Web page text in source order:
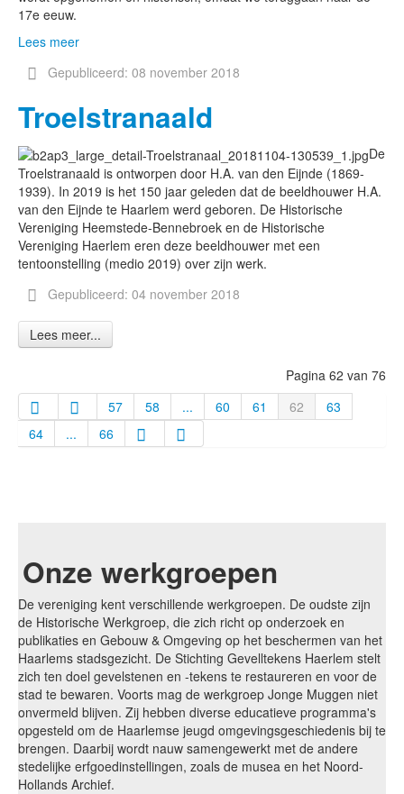
17e eeuw.
Lees meer
Gepubliceerd: 08 november 2018
Troelstranaald
De
Troelstranaald is ontworpen door H.A. van den Eijnde (1869-
1939). In 2019 is het 150 jaar geleden dat de beeldhouwer H.A.
van den Eijnde te Haarlem werd geboren. De Historische
Vereniging Heemstede-Bennebroek en de Historische
Vereniging Haerlem eren deze beeldhouwer met een
tentoonstelling (medio 2019) over zijn werk.
Gepubliceerd: 04 november 2018
Lees meer...
Pagina 62 van 76
57
58 ... 60 61 62
63
64
... 66
Onze werkgroepen
De vereniging kent verschillende werkgroepen. De oudste zijn
de Historische Werkgroep, die zich richt op onderzoek en
publikaties en Gebouw & Omgeving op het beschermen van het
Haarlems stadsgezicht. De Stichting Gevelltekens Haerlem stelt
zich ten doel gevelstenen en -tekens te restaureren en voor de
stad te bewaren. Voorts mag de werkgroep Jonge Muggen niet
onvermeld blijven. Zij hebben diverse educatieve programma's
opgesteld om de Haarlemse jeugd omgevingsgeschiedenis bij te
brengen. Daarbij wordt nauw samengewerkt met de andere
stedelijke erfgoedinstellingen, zoals de musea en het Noord-
Hollands Archief.